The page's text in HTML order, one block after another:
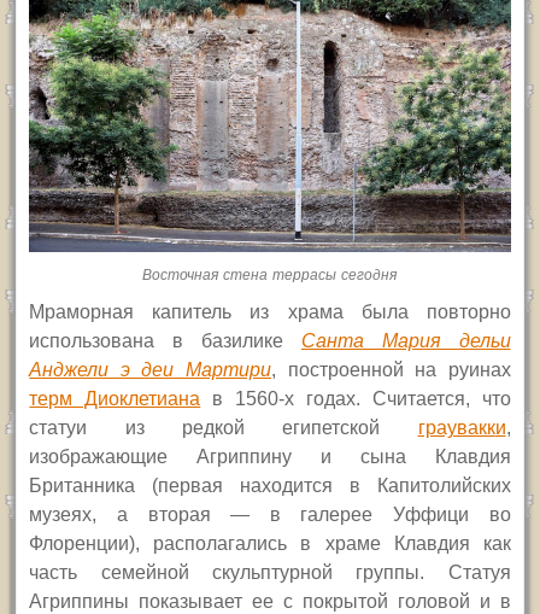
Восточная стена террасы сегодня
Мраморная капитель из храма была повторно
использована в базилике Санта Мария дельи
Анджели э деи Мартири, построенной на руинах
терм Диоклетиана в 1560-х годах. Считается, что
статуи из редкой египетской граувакки,
изображающие Агриппину и сына Клавдия
Британника (первая находится в Капитолийских
музеях, а вторая — в галерее Уффици во
Флоренции), располагались в храме Клавдия как
часть семейной скульптурной группы. Статуя
Агриппины показывает ее с покрытой головой и в